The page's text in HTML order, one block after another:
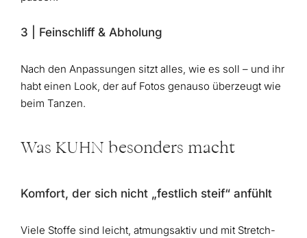
3 | Feinschliff & Abholung
Nach den Anpassungen sitzt alles, wie es soll – und ihr
habt einen Look, der auf Fotos genauso überzeugt wie
beim Tanzen.
Was KUHN besonders macht
Komfort, der sich nicht „festlich steif“ anfühlt
Viele Stoffe sind leicht, atmungsaktiv und mit Stretch-